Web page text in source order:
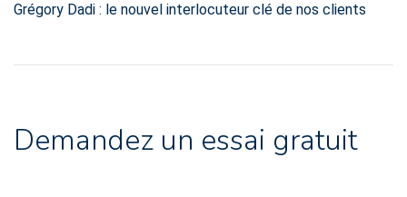
Grégory Dadi : le nouvel interlocuteur clé de nos clients
Demandez un essai gratuit